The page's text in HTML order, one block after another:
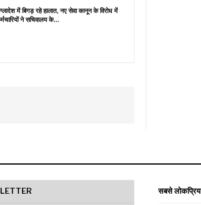
में बिगड़ रहे हालात, नए सेवा कानून के विरोध में
ने सचिवालय के…
सबसे लोकप्रिय